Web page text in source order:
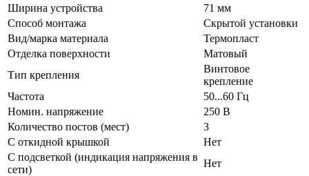
Ширина устройства
71 мм
Способ монтажа
Скрытой установки
Вид/марка материала
Термопласт
Отделка поверхности
Матовый
Тип крепления
Винтовое
крепление
Частота
50...60 Гц
Номин. напряжение
250 В
Количество постов (мест)
3
С откидной крышкой
Нет
С подсветкой (индикация напряжения в
сети)
Нет